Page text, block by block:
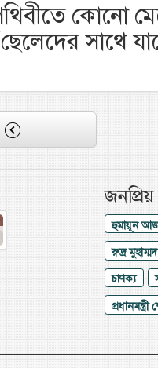
কোনো
ছেলেদের সাথে
হুমায়ূন
রুদ্র
চাণক্য